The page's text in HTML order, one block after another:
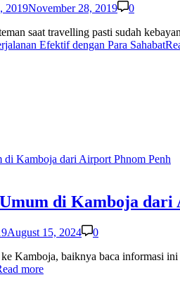
2019November 28, 2019
0
saat travelling pasti sudah
Efektif dengan Para Sahabat
di Kamboja dari
August 15, 2024
0
Kamboja, baiknya baca informasi
more